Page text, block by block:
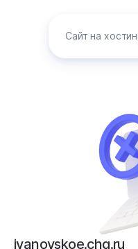
Сайт на
ivanovskoe.chg.ru